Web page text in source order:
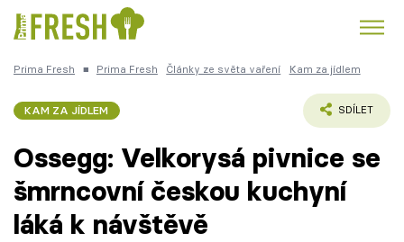
Česká kuchyně
Prima Fresh ■ Prima Fresh Články ze světa vaření Kam za jídlem
KAM ZA JÍDLEM SDÍLET
Ossegg: Velkorysá pivnice se
šmrncovní českou kuchyní
láká k návštěvě